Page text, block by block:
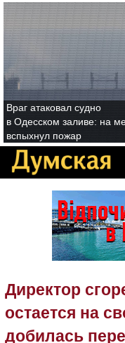
Враг атаковал судно
в Одесском заливе: на
вспыхнул пожар
Директор
остается на
добилась